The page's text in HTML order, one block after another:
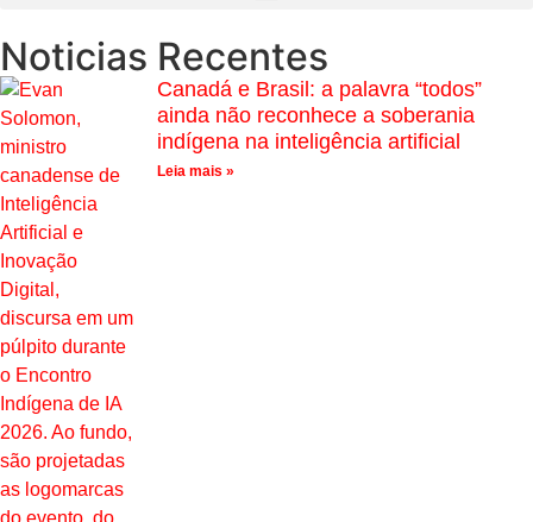
Noticias Recentes
Canadá e Brasil: a palavra “todos”
ainda não reconhece a soberania
indígena na inteligência artificial
Leia mais »